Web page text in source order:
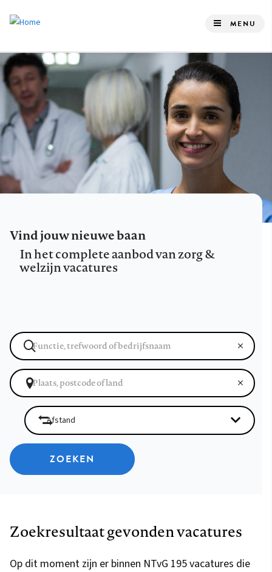
de
inhoud
gaan
MENU
Vind jouw nieuwe baan
In het complete aanbod van zorg &
welzijn vacatures
ZOEKEN
Zoekresultaat gevonden vacatures
Op dit moment zijn er binnen NTvG 195 vacatures die